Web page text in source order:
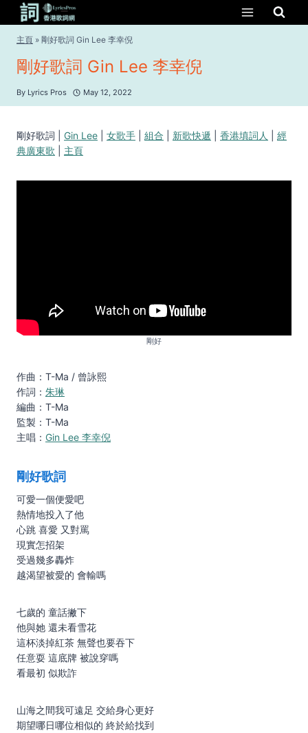
content
主頁 » 剛好歌詞 Gin Lee 李幸倪
剛好歌詞 Gin Lee 李幸倪
By Lyrics Pros May 12, 2022
剛好歌詞 | Gin Lee 女歌手 組合 新歌快遞 香港填詞人
經
典廣東歌
主頁
剛好
作曲：T-Ma / 曾詠熙
作詞： 朱琳
編曲：T-Ma
監製：T-Ma
主唱： Gin Lee 李幸倪
剛好歌詞
可愛一個便愛吧
熱情地投入了他
心跳 喜愛 又對罵
現實怎招架
受過幾多轟炸
越渴望被愛的 會輸嗎
七歲的 童話撇下
他與她 還未看雪花
這杯淡掉紅茶 無聲也要吞下
任意耍 這底牌 被說穿嗎
看最初 似欺詐
山海之間我可遠足 交給身心更好
期望哪日哪位相似的 終於給找到